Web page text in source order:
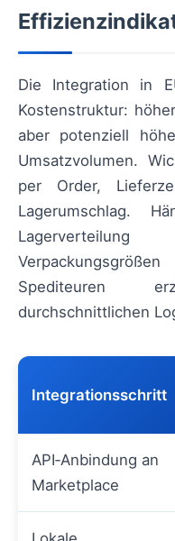
Die Integration in
Kostenstruktur:
aber potenziell
Umsatzvolumen.
per Order,
Lagerumschlag.
Spediteuren
durchschnittlichen
Integrationsschritt
API‑Anbindung an
Marketplace